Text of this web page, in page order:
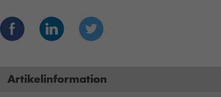
Artikelinformation